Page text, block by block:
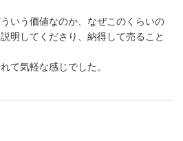
いう価値なのか、なぜこのくらいの
明してくださり、納得して売ること
て気軽な感じでした。